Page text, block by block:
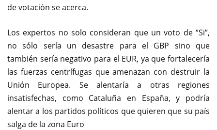
de votación se acerca.
Los expertos no solo consideran que un voto de “Si”,
no sólo sería un desastre para el GBP sino que
también sería negativo para el EUR, ya que fortalecería
las fuerzas centrífugas que amenazan con destruir la
Unión Europea. Se alentaría a otras regiones
insatisfechas, como Cataluña en España, y podría
alentar a los partidos políticos que quieren que su país
salga de la zona Euro